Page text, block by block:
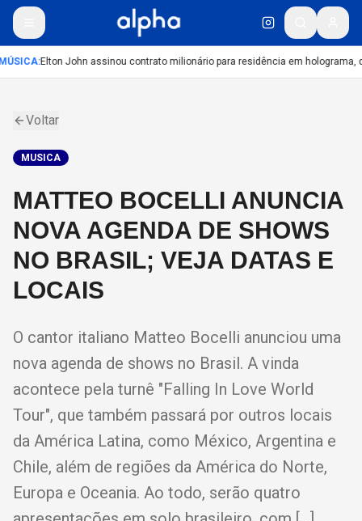
:Elton John assinou contrato milionário para residência em holograma,
Voltar
MUSICA
MATTEO BOCELLI ANUNCIA
NOVA AGENDA DE SHOWS
NO BRASIL; VEJA DATAS E
LOCAIS
O cantor italiano Matteo Bocelli anunciou uma
nova agenda de shows no Brasil. A vinda
acontece pela turnê "Falling In Love World
Tour", que também passará por outros locais
da América Latina, como México, Argentina e
Chile, além de regiões da América do Norte,
Europa e Oceania. Ao todo, serão quatro